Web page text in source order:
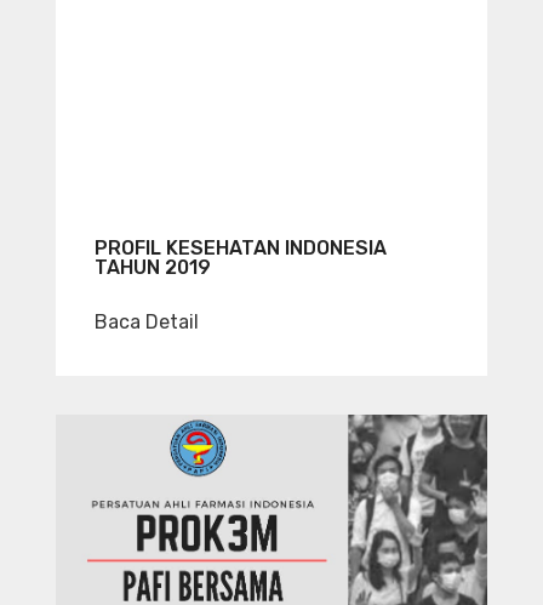
PROFIL KESEHATAN INDONESIA
TAHUN 2019
Baca Detail